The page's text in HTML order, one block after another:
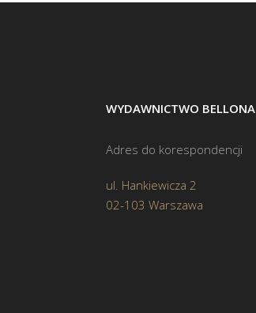
WYDAWNICTWO BELLONA
Adres do korespondencji
ul. Hankiewicza 2
02-103 Warszawa